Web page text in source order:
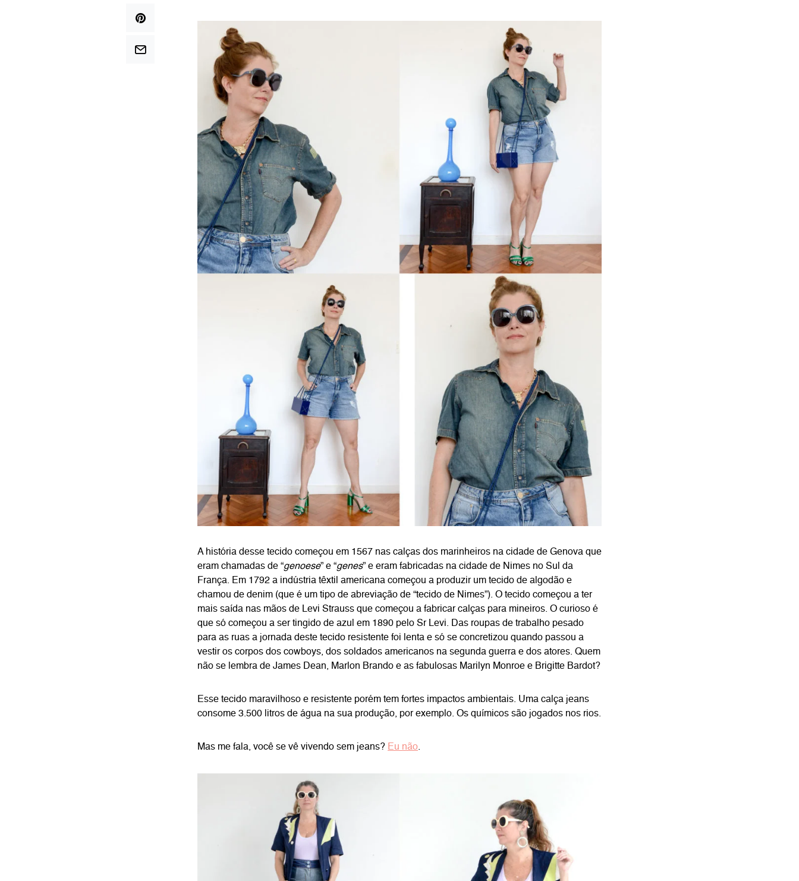
A história desse tecido começou em 1567 nas calças dos marinheiros na cidade de Genova que
eram chamadas de “genoese” e “genes” e eram fabricadas na cidade de Nimes no Sul da
França. Em 1792 a indústria têxtil americana começou a produzir um tecido de algodão e
chamou de denim (que é um tipo de abreviação de “tecido de Nimes”). O tecido começou a ter
mais saída nas mãos de Levi Strauss que começou a fabricar calças para mineiros. O curioso é
que só começou a ser tingido de azul em 1890 pelo Sr Levi. Das roupas de trabalho pesado
para as ruas a jornada deste tecido resistente foi lenta e só se concretizou quando passou a
vestir os corpos dos cowboys, dos soldados americanos na segunda guerra e dos atores. Quem
não se lembra de James Dean, Marlon Brando e as fabulosas Marilyn Monroe e Brigitte Bardot?
Esse tecido maravilhoso e resistente porém tem fortes impactos ambientais. Uma calça jeans
consome 3.500 litros de água na sua produção, por exemplo. Os químicos são jogados nos rios.
Mas me fala, você se vê vivendo sem jeans? Eu não.